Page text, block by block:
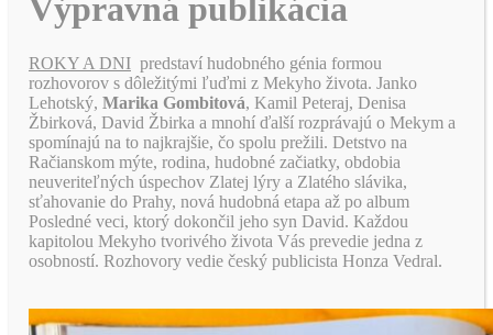
Výpravná publikácia
ROKY A DNI predstaví hudobného génia formou
rozhovorov s dôležitými ľuďmi z Mekyho života. Janko
Lehotský, Marika Gombitová, Kamil Peteraj, Denisa
Žbirková, David Žbirka a mnohí ďalší rozprávajú o Mekym a
spomínajú na to najkrajšie, čo spolu prežili. Detstvo n​a
Račianskom mýte, rodina, hudobné začiatky, obdobia
neuveriteľných úspechov Zlatej lýry a Zlatého slávika,
sťahovanie do Prahy, nová hudobná etapa až po album
Posledné veci, ktorý dokončil jeho syn David. Každou
kapitolou Mekyho tvorivého života Vás prevedie jedna z
osobností. Rozhovory vedie český publicista Honza Vedral.